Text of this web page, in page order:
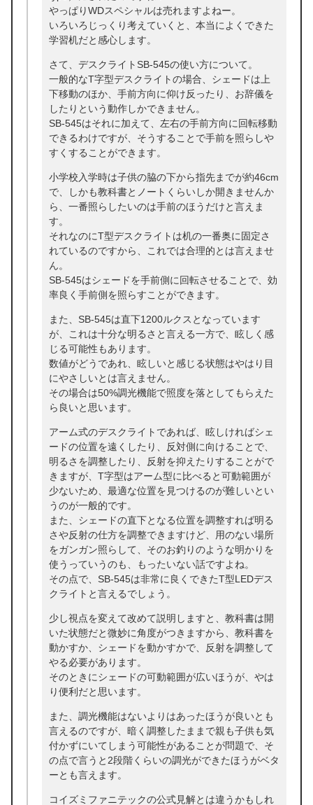
やっぱりWDスペシャルは売れますよねー。
いろいろじっくり考えていくと、本当によくできた
学習机だと感心します。
さて、デスクライトSB-545の使い方について。
一般的なT字型デスクライトの場合、シェードは上
下移動のほか、手前方向に仰け反ったり、お辞儀を
したりという動作しかできません。
SB-545はそれに加えて、左右の手前方向に回転移動
できるわけですが、そうすることで手前を照らしや
すくすることができます。
小学校入学時は子供の脇の下から指先までが約46cm
で、しかも教科書とノートくらいしか開きませんか
ら、一番照らしたいのは手前のほうだけと言えま
す。
それなのにT型デスクライトは机の一番奥に固定さ
れているのですから、これでは合理的とは言えませ
ん。
SB-545はシェードを手前側に回転させることで、効
率良く手前側を照らすことができます。
また、SB-545は直下1200ルクスとなっています
が、これは十分な明るさと言える一方で、眩しく感
じる可能性もあります。
数値がどうであれ、眩しいと感じる状態はやはり目
にやさしいとは言えません。
その場合は50%調光機能で照度を落としてもらえた
ら良いと思います。
アーム式のデスクライトであれば、眩しければシェ
ードの位置を遠くしたり、反対側に向けることで、
明るさを調整したり、反射を抑えたりすることがで
きますが、T字型はアーム型に比べると可動範囲が
少ないため、最適な位置を見つけるのが難しいとい
うのが一般的です。
また、シェードの直下となる位置を調整すれば明る
さや反射の仕方を調整できますけど、用のない場所
をガンガン照らして、そのお釣りのような明かりを
使うっていうのも、もったいない話ですよね。
その点で、SB-545は非常に良くできたT型LEDデス
クライトと言えるでしょう。
少し視点を変えて改めて説明しますと、教科書は開
いた状態だと微妙に角度がつきますから、教科書を
動かすか、シェードを動かすかで、反射を調整して
やる必要があります。
そのときにシェードの可動範囲が広いほうが、やは
り便利だと思います。
また、調光機能はないよりはあったほうが良いとも
言えるのですが、暗く調整したままで親も子供も気
付かずにいてしまう可能性があることが問題で、そ
の点で言うと2段階くらいの調光ができたほうがベタ
ーとも言えます。
コイズミファニテックの公式見解とは違うかもしれ